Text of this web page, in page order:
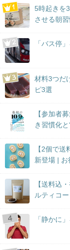
5時起きを
させる朝
「バス停
材料3つだ
ピ3選
【参加者
き習慣化
【2個で
新登場 | お
【送料込
ルティコ
「静かに